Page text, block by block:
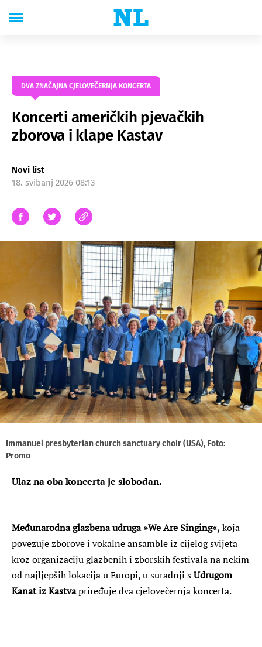
DVA ZNAČAJNA CJELOVEČERNJA KONCERTA
Koncerti američkih pjevačkih
zborova i klape Kastav
Novi list
18. svibanj 2026 08:13
Immanuel presbyterian church sanctuary choir (USA), Foto:
Promo
Ulaz na oba koncerta je slobodan.
Međunarodna glazbena udruga »We Are Singing«, koja
povezuje zborove i vokalne ansamble iz cijelog svijeta
kroz organizaciju glazbenih i zborskih festivala na nekim
od najljepših lokacija u Europi, u suradnji sUdrugom
Kanat iz Kastvapriređuje dva cjelovečernja koncerta.